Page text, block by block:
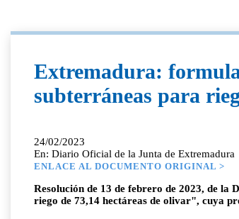
Extremadura:
subterráneas para
24/02/2023
En: Diario Oficial de la Junta de Extremadura
ENLACE AL DOCUMENTO ORIGINAL >
Resolución de 13 de febrero de 2023, de
riego de 73,14 hectáreas de olivar", cuya